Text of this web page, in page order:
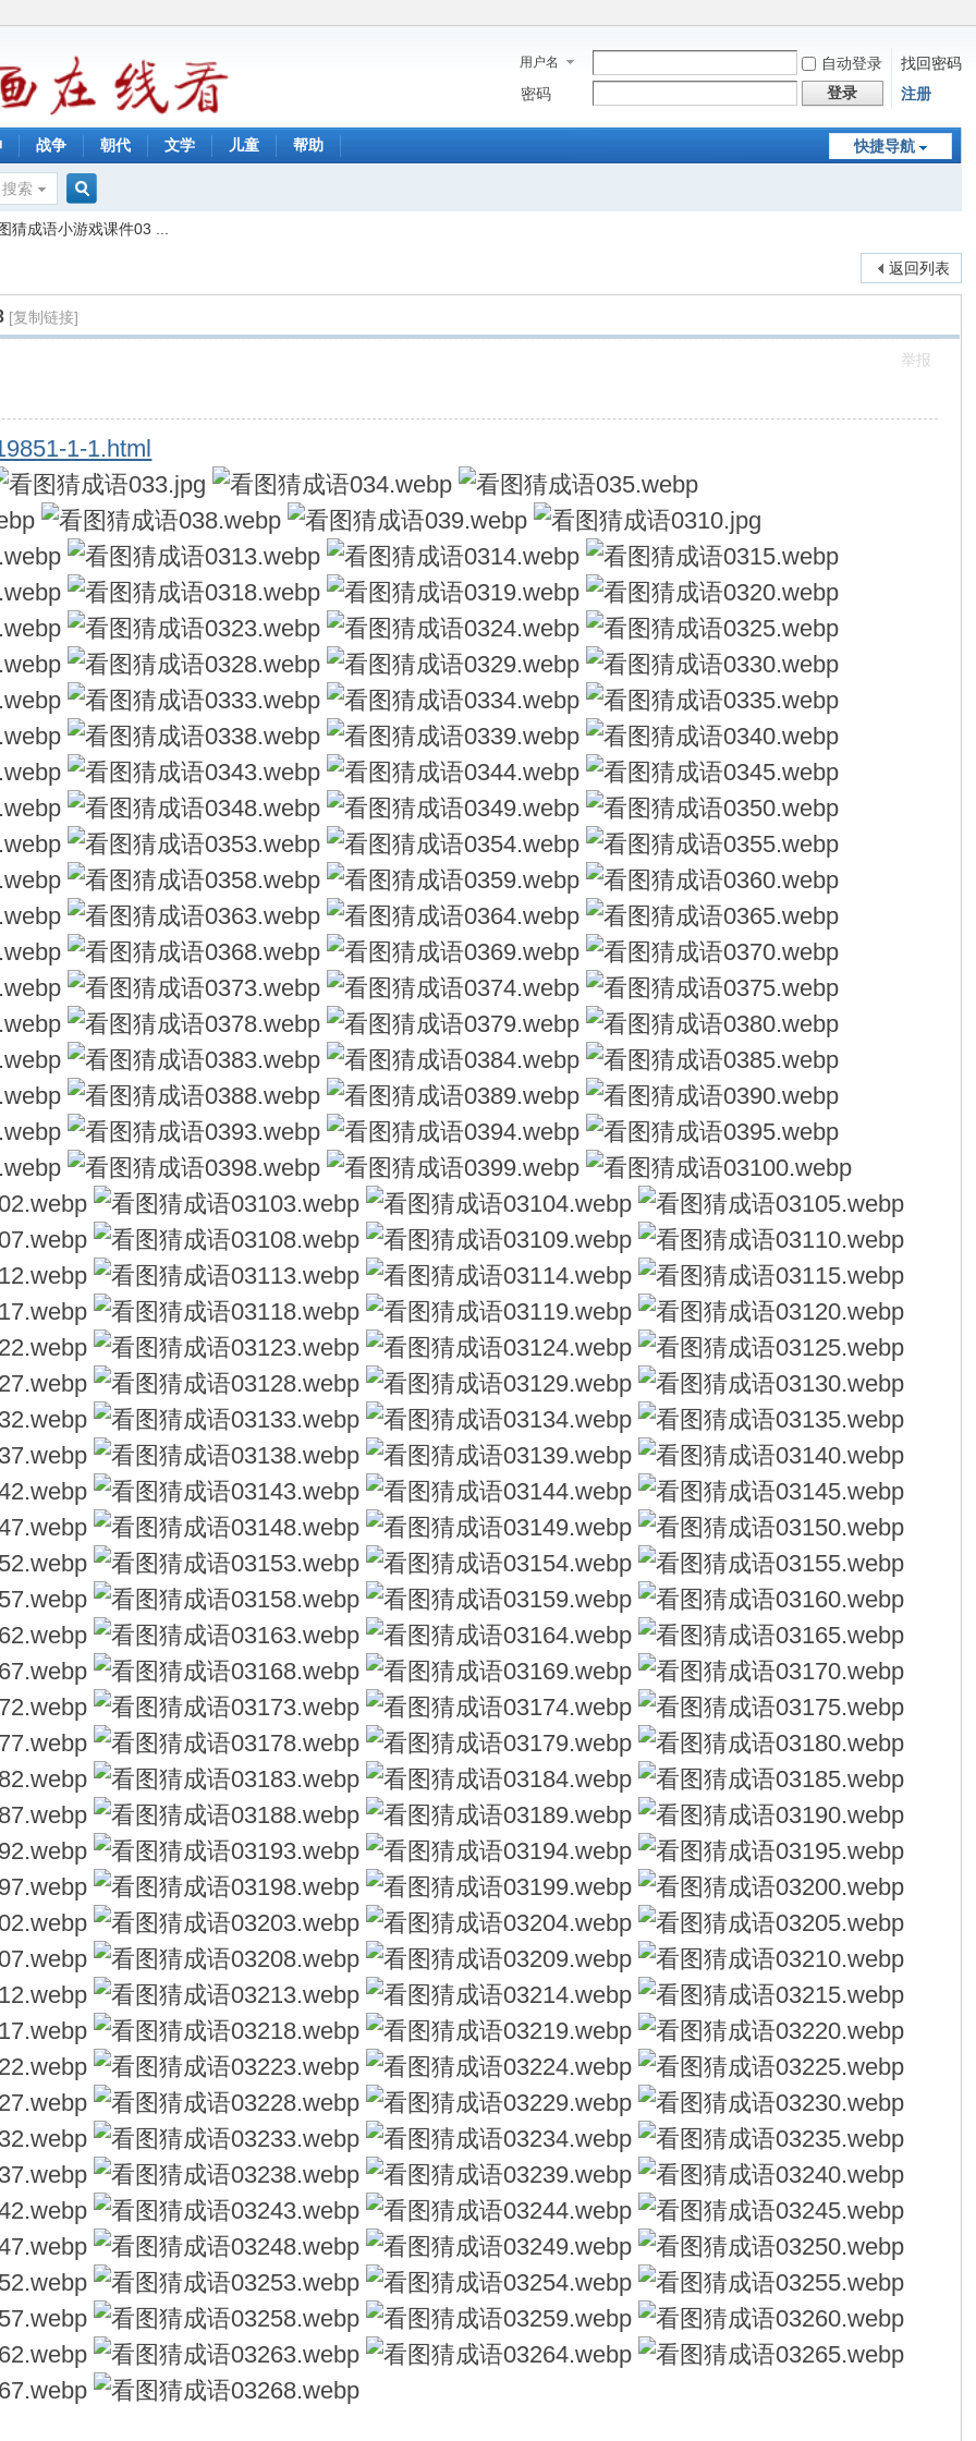
用户名 自动登录
找回密码
密码
登录 注册
快捷导航
战争 朝代 文学 儿童 帮助
搜索
搜
索
猜成语小游戏课件03 ...
返回列表
[复制链接]
举报
1-1.html